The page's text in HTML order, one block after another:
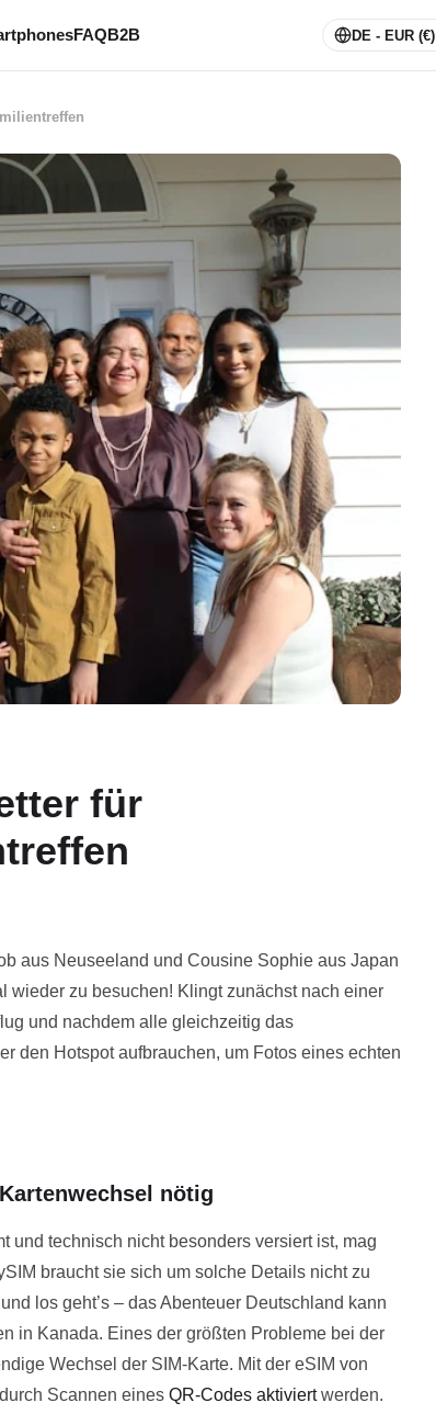
FAQB2B DE - EUR (€)
für
aus Neuseeland und Cousine Sophie aus Japan
wieder zu besuchen! Klingt zunächst nach einer
und nachdem alle gleichzeitig das
den Hotspot aufbrauchen, um Fotos eines echten
nötig
und technisch nicht besonders versiert ist, mag
braucht sie sich um solche Details nicht zu
los geht’s – das Abenteuer Deutschland kann
in Kanada. Eines der größten Probleme bei der
Wechsel der SIM-Karte. Mit der eSIM von
Scannen eines QR-Codes aktiviertwerden.